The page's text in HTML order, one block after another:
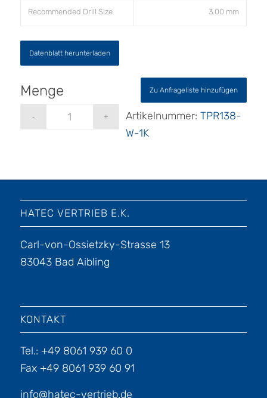
Recommended Drill Size 3.00 mm
Datenblatt herunterladen
Zu Anfrageliste hinzufügen
Artikelnummer:TPR138-
W-1K
HATEC VERTRIEB E.K.
Carl-von-Ossietzky-Strasse 13
83043 Bad Aibling
KONTAKT
Tel.: +49 8061 939 60 0
Fax +49 8061 939 60 91
info@hatec-vertrieb.de